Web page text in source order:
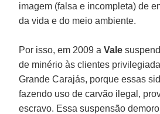
imagem (falsa e incompleta) de
da vida e do meio ambiente.
Por isso, em 2009 aVale
de minério às clientes
Grande Carajás, porque essas
fazendo uso de carvão ilegal,
escravo. Essa suspensão